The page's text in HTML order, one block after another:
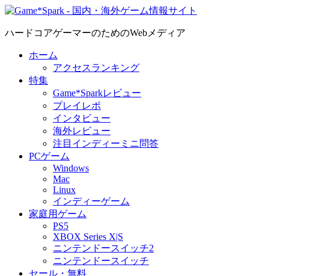
ハードコアゲーマーのためのWebメディア
ホーム
特集
Game*Sparkレビュー
プレイレポ
インタビュー
海外レビュー
注目インディーミニ問答
PCゲーム
Windows
Mac
Linux
インディーゲーム
家庭用ゲーム
PS5
XBOX Series X|S
ニンテンドースイッチ2
ニンテンドースイッチ